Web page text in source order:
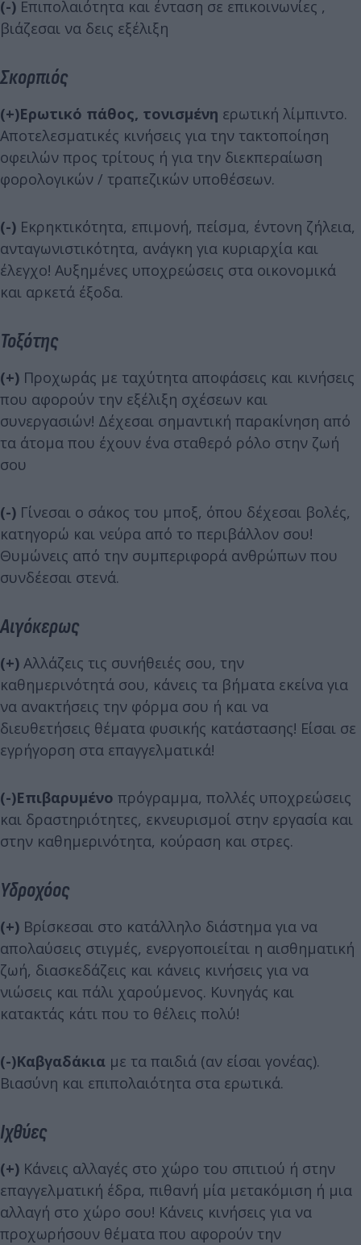
(-) Επιπολαιότητα και ένταση σε επικοινωνίες ,
βιάζεσαι να δεις εξέλιξη
Σκορπιός
(+)Ερωτικό πάθος, τονισμένη ερωτική λίμπιντο.
Αποτελεσματικές κινήσεις για την τακτοποίηση
οφειλών προς τρίτους ή για την διεκπεραίωση
φορολογικών / τραπεζικών υποθέσεων.
(-) Εκρηκτικότητα, επιμονή, πείσμα, έντονη ζήλεια,
ανταγωνιστικότητα, ανάγκη για κυριαρχία και
έλεγχο! Αυξημένες υποχρεώσεις στα οικονομικά
και αρκετά έξοδα.
Τοξότης
(+) Προχωράς με ταχύτητα αποφάσεις και κινήσεις
που αφορούν την εξέλιξη σχέσεων και
συνεργασιών! Δέχεσαι σημαντική παρακίνηση από
τα άτομα που έχουν ένα σταθερό ρόλο στην ζωή
σου
(-) Γίνεσαι ο σάκος του μποξ, όπου δέχεσαι βολές,
κατηγορώ και νεύρα από το περιβάλλον σου!
Θυμώνεις από την συμπεριφορά ανθρώπων που
συνδέεσαι στενά.
Αιγόκερως
(+) Αλλάζεις τις συνήθειές σου, την
καθημερινότητά σου, κάνεις τα βήματα εκείνα για
να ανακτήσεις την φόρμα σου ή και να
διευθετήσεις θέματα φυσικής κατάστασης! Είσαι σε
εγρήγορση στα επαγγελματικά!
(-)Επιβαρυμένο πρόγραμμα, πολλές υποχρεώσεις
και δραστηριότητες, εκνευρισμοί στην εργασία και
στην καθημερινότητα, κούραση και στρες.
Υδροχόος
(+) Βρίσκεσαι στο κατάλληλο διάστημα για να
απολαύσεις στιγμές, ενεργοποιείται η αισθηματική
ζωή, διασκεδάζεις και κάνεις κινήσεις για να
νιώσεις και πάλι χαρούμενος. Κυνηγάς και
κατακτάς κάτι που το θέλεις πολύ!
(-)Καβγαδάκια με τα παιδιά (αν είσαι γονέας).
Βιασύνη και επιπολαιότητα στα ερωτικά.
Ιχθύες
(+) Κάνεις αλλαγές στο χώρο του σπιτιού ή στην
επαγγελματική έδρα, πιθανή μία μετακόμιση ή μια
αλλαγή στο χώρο σου! Κάνεις κινήσεις για να
προχωρήσουν θέματα που αφορούν την